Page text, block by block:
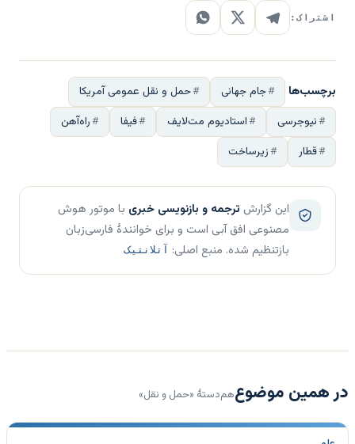
اشتراک:
برچسب‌ها جام جهانی
حمل و نقل عمومی آمریکا
نیوجرسی
استادیوم مت‌لایف فیفا
راه‌آهن
قطار
زیرساخت
این گزارش ترجمه و بازنویسی خبری با موتور هوش
مصنوعی افق آبی است و برای خوانندهٔ فارسی‌زبان
بازتنظیم شده. منبع اصلی:
آتلانتیک
در همین موضوعهم‌دستهٔ «حمل و نقل»